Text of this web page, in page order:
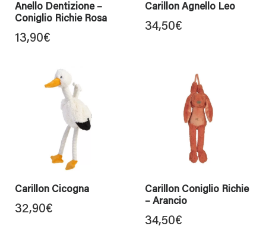
Anello Dentizione –
Coniglio Richie Rosa
13,90€
Carillon Agnello Leo
34,50€
Carillon Cicogna
32,90€
Carillon Coniglio Richie
– Arancio
34,50€